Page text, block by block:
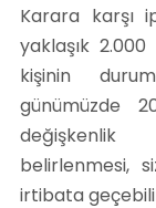
Karara karşı
yaklaşık
kişinin
günümüzde
değişkenlik
belirlenmesi,
irtibata